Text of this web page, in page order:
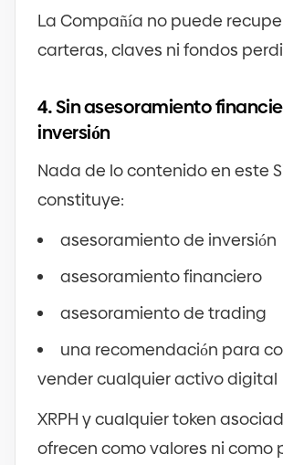
La Compañía no puede
carteras, claves ni fondos
4.Sin asesoramiento
inversión
Nada de lo contenido en este
constituye:
asesoramiento de inversión
asesoramiento financiero
asesoramiento de trading
una recomendación para
vender cualquier activo digital
XRPH y cualquier token
ofrecen como valores ni como